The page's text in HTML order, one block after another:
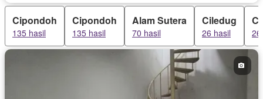
Cipondoh
135 hasil
Cipondoh
135 hasil
Alam Sutera
70 hasil
Ciledug
26 hasil